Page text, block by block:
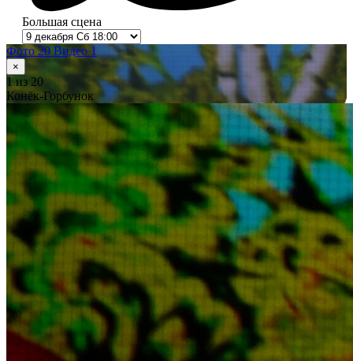
Большая сцена
Фото 20 Видео 1
×
1 из 20
Конёк-Горбунок